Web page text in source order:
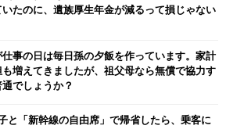
いたのに、遺族厚生年金が減るって損じゃない
仕事の日は毎日孫の夕飯を作っています。家計
も増えてきましたが、祖父母なら無償で協力す
でしょうか？
と「新幹線の自由席」で帰省したら、乗客に